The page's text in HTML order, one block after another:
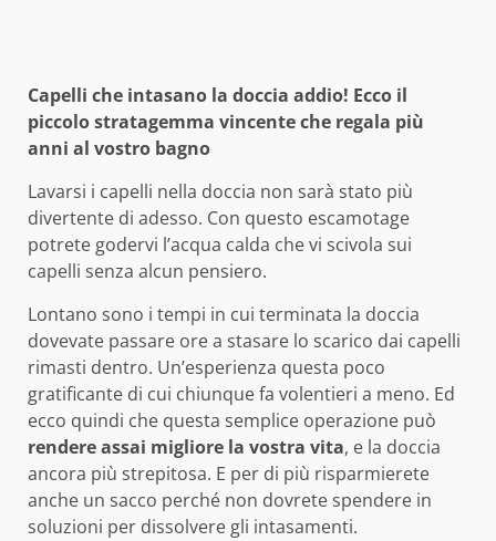
Capelli che intasano la doccia addio! Ecco il
piccolo stratagemma vincente che regala più
anni al vostro bagno
Lavarsi i capelli nella doccia non sarà stato più
divertente di adesso. Con questo escamotage
potrete godervi l’acqua calda che vi scivola sui
capelli senza alcun pensiero.
Lontano sono i tempi in cui terminata la doccia
dovevate passare ore a stasare lo scarico dai capelli
rimasti dentro. Un’esperienza questa poco
gratificante di cui chiunque fa volentieri a meno. Ed
ecco quindi che questa semplice operazione può
rendere assai migliore la vostra vita, e la doccia
ancora più strepitosa. E per di più risparmierete
anche un sacco perché non dovrete spendere in
soluzioni per dissolvere gli intasamenti.